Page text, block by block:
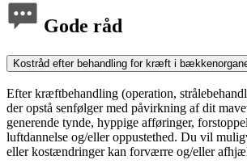
Gode råd
Kostråd efter behandling for kræft i
Efter kræftbehandling (operation,
der opstå senfølger med påvirkning af dit
generende tynde, hyppige afføringer,
luftdannelse og/eller oppustethed. Du vil
eller kostændringer kan forværre og/eller